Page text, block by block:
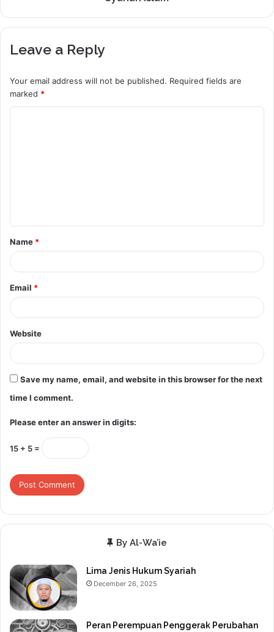
Leave a Reply
Your email address will not be published. Required fields are
marked *
t
*
Name *
Email *
Website
Save my name, email, and website in this browser for the next
time I comment.
Please enter an answer in digits:
15 + 5 =
By Al-Wa’ie
Lima Jenis Hukum Syariah
December 26, 2025
Peran Perempuan Penggerak Perubahan